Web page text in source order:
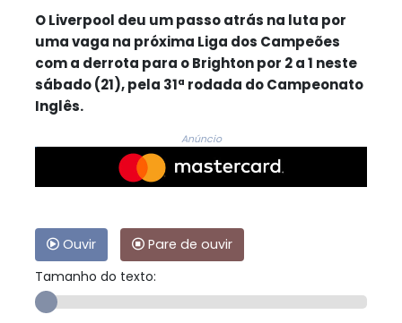
O Liverpool deu um passo atrás na luta por
uma vaga na próxima Liga dos Campeões
com a derrota para o Brighton por 2 a 1 neste
sábado (21), pela 31ª rodada do Campeonato
Inglês.
Anúncio
Ouvir
Pare de ouvir
Tamanho do texto: